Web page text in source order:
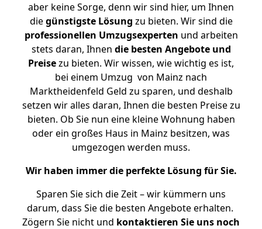
aber keine Sorge, denn wir sind hier, um Ihnen
diegünstigste Lösung zu bieten. Wir sind die
professionellen Umzugsexperten und arbeiten
stets daran, Ihnen die besten Angebote und
Preisezu bieten. Wir wissen, wie wichtig es ist,
bei einem Umzug von Mainz nach
Marktheidenfeld Geld zu sparen, und deshalb
setzen wir alles daran, Ihnen die besten Preise zu
bieten. Ob Sie nun eine kleine Wohnung haben
oder ein großes Haus in Mainz besitzen, was
umgezogen werden muss.
Wir haben immer die perfekte Lösung für Sie.
Sparen Sie sich die Zeit – wir kümmern uns
darum, dass Sie die besten Angebote erhalten.
Zögern Sie nicht und kontaktieren Sie uns noch